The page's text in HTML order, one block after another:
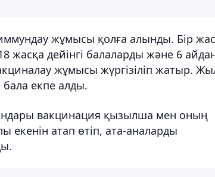
жұмысы қолға алынды. Бір жас
жасқа дейінгі балаларды және 6
жұмысы жүргізіліп жатыр.
екпе алды.
вакцинация қызылша мен оның
екенін атап өтіп, ата-аналарды